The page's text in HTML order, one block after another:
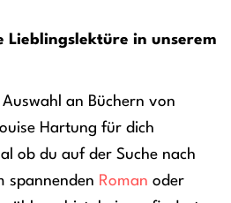
Lieblingslektüre in unserem
an Büchern von
Hartung für dich
ob du auf der Suche nach
spannenden Roman oder